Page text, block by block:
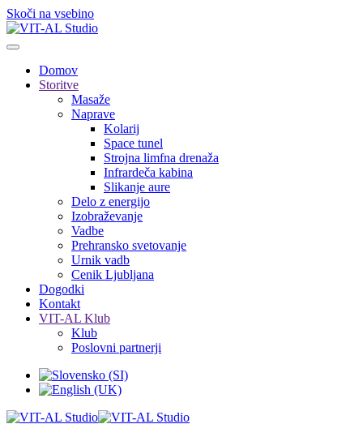
Skoči na vsebino
Domov
Storitve
Masaže
Naprave
Kolarij
Space tunel
Strojna limfna drenaža
Infrardeča kabina
Slikanje aure
Delo z energijo
Izobraževanje
Vadbe
Prehransko svetovanje
Urnik vadb
Cenik Ljubljana
Dogodki
Kontakt
VIT-AL Klub
Klub
Poslovni partnerji